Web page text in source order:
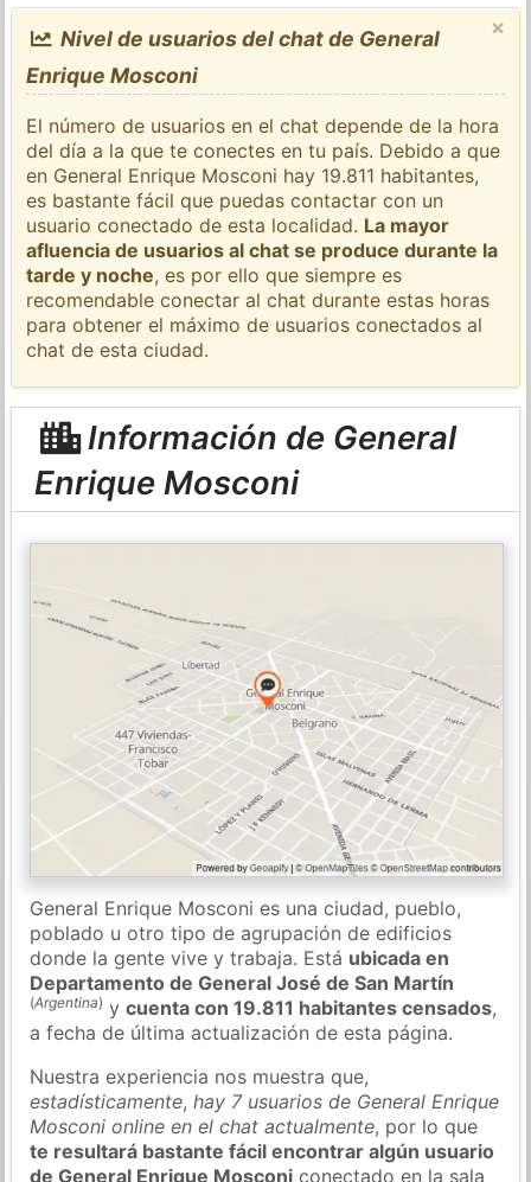
×
Nivel de usuarios del chat de General
Enrique Mosconi
El número de usuarios en el chat depende de la hora
del día a la que te conectes en tu país. Debido a que
en General Enrique Mosconi hay 19.811 habitantes,
es bastante fácil que puedas contactar con un
usuario conectado de esta localidad. La mayor
afluencia de usuarios al chat se produce durante la
tarde y noche, es por ello que siempre es
recomendable conectar al chat durante estas horas
para obtener el máximo de usuarios conectados al
chat de esta ciudad.
Información de General
Enrique Mosconi
General Enrique Mosconi es una ciudad, pueblo,
poblado u otro tipo de agrupación de edificios
donde la gente vive y trabaja. Está ubicada en
Departamento de General José de San Martín
(Argentina) ycuenta con 19.811 habitantes censados,
a fecha de última actualización de esta página.
Nuestra experiencia nos muestra que,
estadísticamente,hay 7 usuarios de General Enrique
Mosconi online en el chat actualmente, por lo que
te resultará bastante fácil encontrar algún usuario
de General Enrique Mosconi conectado en la sala